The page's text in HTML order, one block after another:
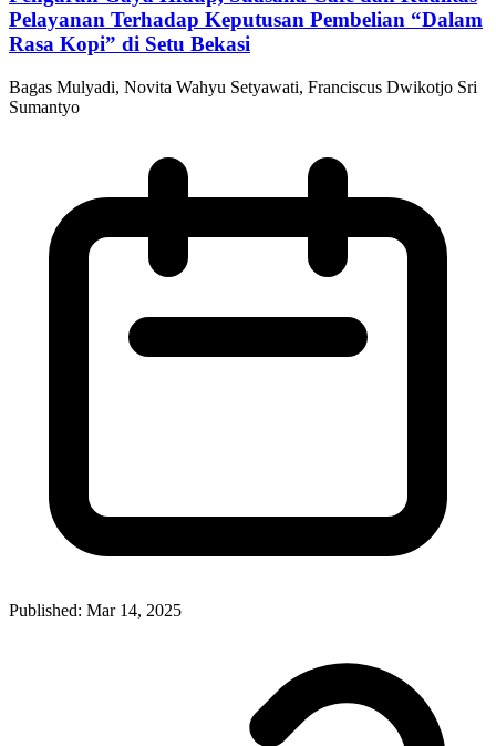
Pelayanan Terhadap Keputusan Pembelian “Dalam
Rasa Kopi” di Setu Bekasi
Bagas Mulyadi, Novita Wahyu Setyawati, Franciscus Dwikotjo Sri
Sumantyo
Published: Mar 14, 2025